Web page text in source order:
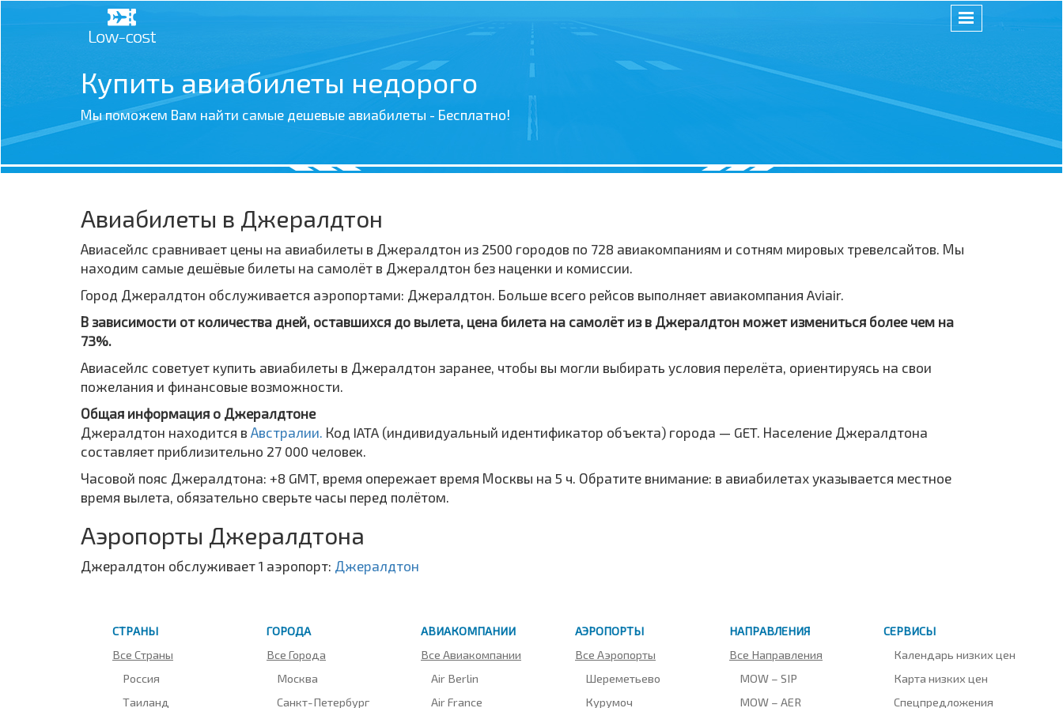
Купить авиабилеты недорого
Мы поможем Вам найти самые дешевые авиабилеты - Бесплатно!
Авиабилеты в Джералдтон
Авиасейлс сравнивает цены на авиабилеты в Джералдтон из 2500 городов по 728 авиакомпаниям и сотням мировых тревелсайтов. Мы
находим самые дешёвые билеты на самолёт в Джералдтон без наценки и комиссии.
Город Джералдтон обслуживается аэропортами: Джералдтон. Больше всего рейсов выполняет авиакомпания Aviair.
В зависимости от количества дней, оставшихся до вылета, цена билета на самолёт из в Джералдтон может измениться более чем на
73%.
Авиасейлс советует купить авиабилеты в Джералдтон заранее, чтобы вы могли выбирать условия перелёта, ориентируясь на свои
пожелания и финансовые возможности.
Общая информация о Джералдтоне
Джералдтон находится в Австралии. Код IATA (индивидуальный идентификатор объекта) города — GET. Население Джералдтона
составляет приблизительно 27 000 человек.
Часовой пояс Джералдтона: +8 GMT, время опережает время Москвы на 5 ч. Обратите внимание: в авиабилетах указывается местное
время вылета, обязательно сверьте часы перед полётом.
Аэропорты Джералдтона
Джералдтон обслуживает 1 аэропорт: Джералдтон
СТРАНЫ
Все Страны
Россия
Таиланд
ГОРОДА
Все Города
Москва
Санкт-Петербург
АВИАКОМПАНИИ
Все Авиакомпании
Air Berlin
Air France
АЭРОПОРТЫ
Все Аэропорты
Шереметьево
Курумоч
НАПРАВЛЕНИЯ
Все Направления
MOW – SIP
MOW – AER
СЕРВИСЫ
Календарь низких цен
Карта низких цен
Спецпредложения